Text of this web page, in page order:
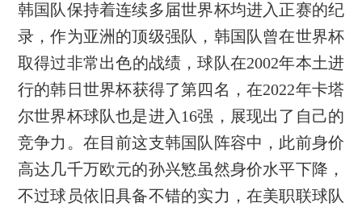
韩国队保持着连续多届世界杯均进入正赛的纪
录，作为亚洲的顶级强队，韩国队曾在世界杯
取得过非常出色的战绩，球队在2002年本土进
行的韩日世界杯获得了第四名，在2022年卡塔
尔世界杯球队也是进入16强，展现出了自己的
竞争力。在目前这支韩国队阵容中，此前身价
高达几千万欧元的孙兴慜虽然身价水平下降，
不过球员依旧具备不错的实力，在美职联球队